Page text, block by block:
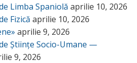
Limba Spaniolă aprilie 10, 2026
Fizică aprilie 10, 2026
aprilie 9, 2026
Științe Socio-Umane —
9, 2026